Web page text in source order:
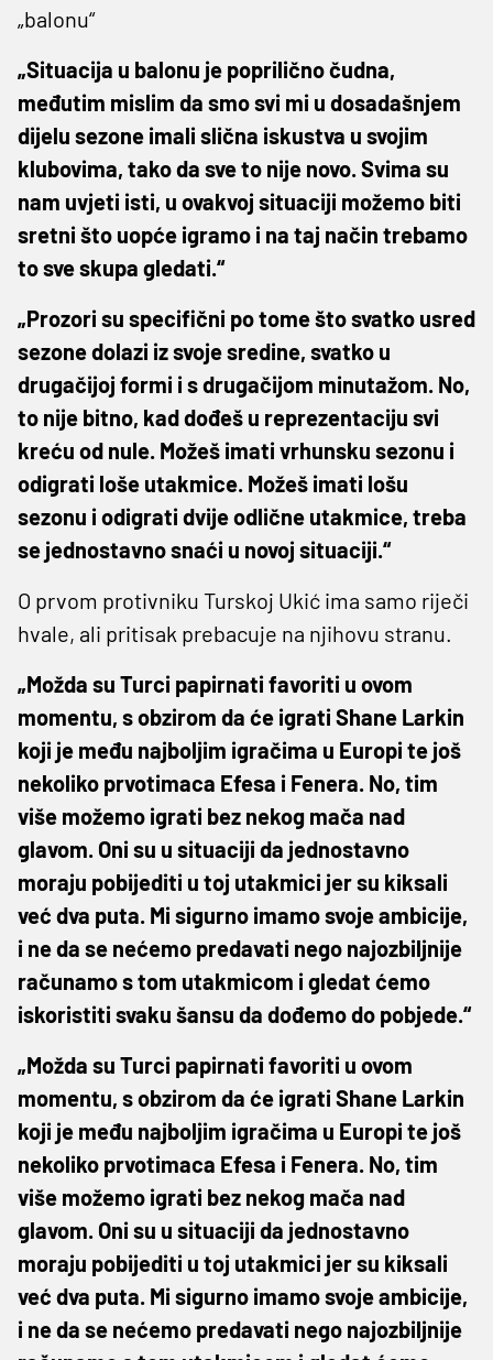
„balonu“
„Situacija u balonu je poprilično čudna,
međutim mislim da smo svi mi u dosadašnjem
dijelu sezone imali slična iskustva u svojim
klubovima, tako da sve to nije novo. Svima su
nam uvjeti isti, u ovakvoj situaciji možemo biti
sretni što uopće igramo i na taj način trebamo
to sve skupa gledati.“
„Prozori su specifični po tome što svatko usred
sezone dolazi iz svoje sredine, svatko u
drugačijoj formi i s drugačijom minutažom. No,
to nije bitno, kad dođeš u reprezentaciju svi
kreću od nule. Možeš imati vrhunsku sezonu i
odigrati loše utakmice. Možeš imati lošu
sezonu i odigrati dvije odlične utakmice, treba
se jednostavno snaći u novoj situaciji.“
O prvom protivniku Turskoj Ukić ima samo riječi
hvale, ali pritisak prebacuje na njihovu stranu.
„Možda su Turci papirnati favoriti u ovom
momentu, s obzirom da će igrati Shane Larkin
koji je među najboljim igračima u Europi te još
nekoliko prvotimaca Efesa i Fenera. No, tim
više možemo igrati bez nekog mača nad
glavom. Oni su u situaciji da jednostavno
moraju pobijediti u toj utakmici jer su kiksali
već dva puta. Mi sigurno imamo svoje ambicije,
i ne da se nećemo predavati nego najozbiljnije
računamo s tom utakmicom i gledat ćemo
iskoristiti svaku šansu da dođemo do pobjede.“
„Možda su Turci papirnati favoriti u ovom
momentu, s obzirom da će igrati Shane Larkin
koji je među najboljim igračima u Europi te još
nekoliko prvotimaca Efesa i Fenera. No, tim
više možemo igrati bez nekog mača nad
glavom. Oni su u situaciji da jednostavno
moraju pobijediti u toj utakmici jer su kiksali
već dva puta. Mi sigurno imamo svoje ambicije,
i ne da se nećemo predavati nego najozbiljnije